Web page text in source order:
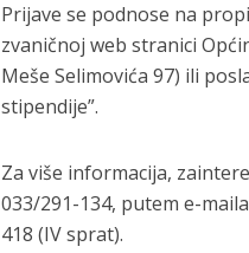
Prijave se podnose na
zvaničnoj web stranici
Meše Selimovića 97) ili
stipendije”.
Za više informacija,
033/291-134, putem e-
418 (IV sprat).